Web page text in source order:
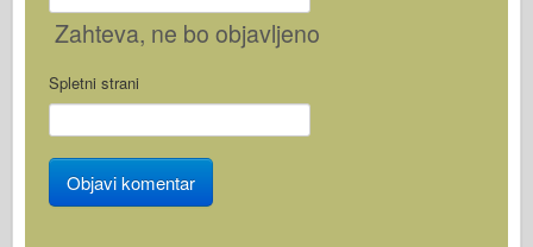
Zahteva, ne bo objavljeno
Spletni strani